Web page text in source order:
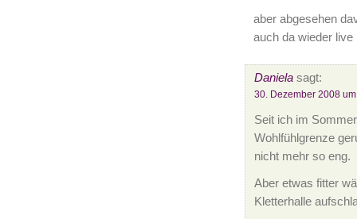
aber abgesehen
auch da wieder live
Danielasagt:
30. Dezember 2008
Seit ich im
Wohlfühlgrenze
nicht mehr so eng.
Aber etwas fitter
Kletterhalle